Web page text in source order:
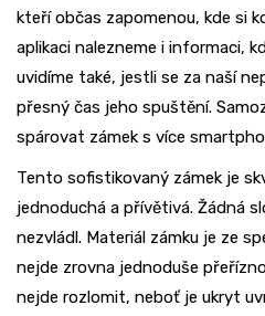
kteří občas zapomenou, kde si
aplikaci nalezneme i informaci,
uvidíme také, jestli se za naší
přesný čas jeho spuštění.
spárovat zámek s více
Tento sofistikovaný zámek je
jednoduchá a přívětivá. Žádná
nezvládl. Materiál zámku je ze
nejde zrovna jednoduše
nejde rozlomit, neboť je ukryt